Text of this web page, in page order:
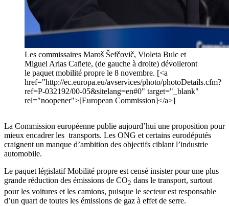
Les commissaires Maroš Šefčovič, Violeta Bulc et
Miguel Arias Cañete, (de gauche à droite) dévoileront
le paquet mobilité propre le 8 novembre. [<a
href="http://ec.europa.eu/avservices/photo/photoDetails.cfm?
ref=P-032192/00-05&sitelang=en#0" target="_blank"
rel="noopener">[European Commission]</a>]
La Commission européenne publie aujourd’hui une proposition pour
mieux encadrer les transports. Les ONG et certains eurodéputés
craignent un manque d’ambition des objectifs ciblant l’industrie
automobile.
Le paquet législatif Mobilité propre est censé insister pour une plus
grande réduction des émissions de CO2 dans le transport, surtout
pour les voitures et les camions, puisque le secteur est responsable
d’un quart de toutes les émissions de gaz à effet de serre.